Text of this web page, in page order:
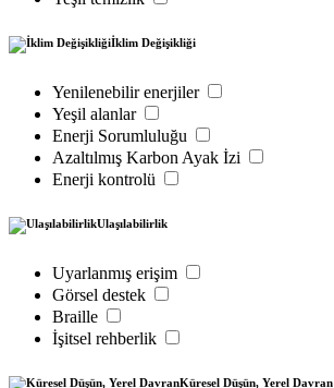
İklim Değişikliği
Yenilenebilir enerjiler
Yeşil alanlar
Enerji Sorumluluğu
Azaltılmış Karbon Ayak İzi
Enerji kontrolü
Ulaşılabilirlik
Uyarlanmış erişim
Görsel destek
Braille
İşitsel rehberlik
Küresel Düşün, Yerel Davran